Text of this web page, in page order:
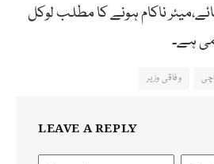
ناکام ہونے کا مطلب لوکل
ہے۔
وفاقی وزیر
LEAVE A REPLY